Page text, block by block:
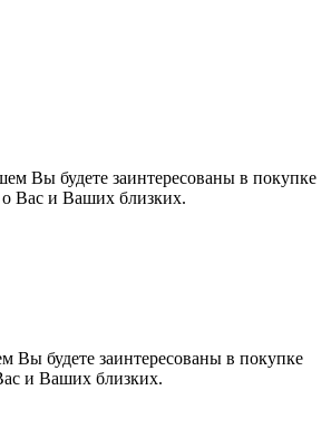
Вы будете заинтересованы в покупке
Вас и Ваших близких.
Вы будете заинтересованы в покупке
и Ваших близких.